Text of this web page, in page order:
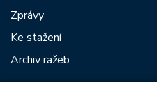
Zprávy
Ke stažení
Archiv ražeb